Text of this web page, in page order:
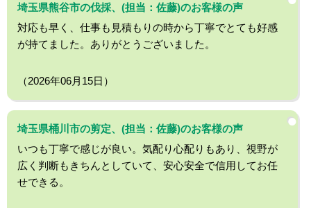
埼玉県熊谷市の伐採、(担当：佐藤)のお客様の声
対応も早く、仕事も見積もりの時から丁寧でとても好感
が持てました。ありがとうございました。
（2026年06月15日）
埼玉県桶川市の剪定、(担当：佐藤)のお客様の声
いつも丁寧で感じが良い。気配り心配りもあり、視野が
広く判断もきちんとしていて、安心安全で信用してお任
せできる。